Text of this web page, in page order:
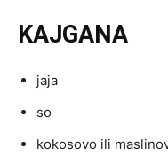
KAJGANA
jaja
so
kokosovo ili